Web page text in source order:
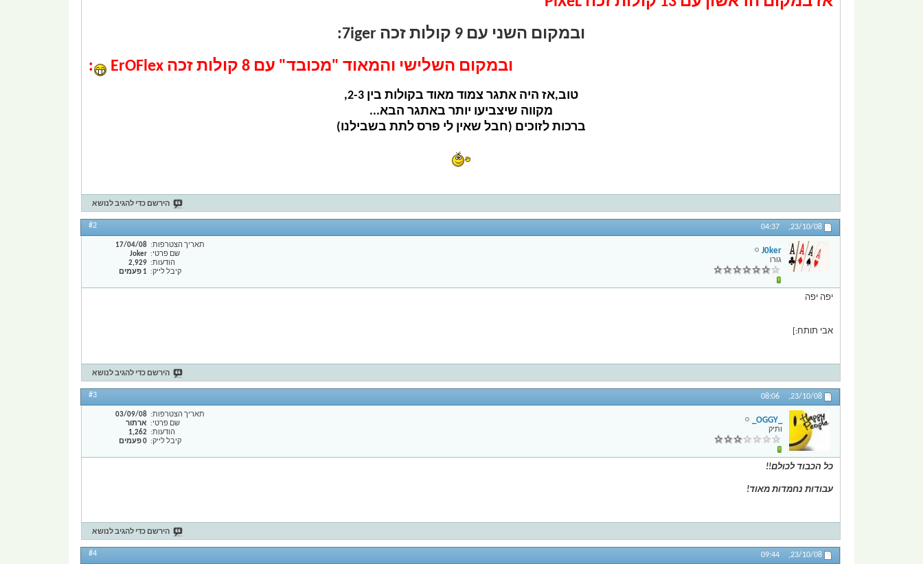
ובמקום השני עם 9 קולות זכה 7iger:
ובמקום השלישי והמאוד "מכובד" עם 8 קולות זכה ErOFlex
:
טוב,אז היה אתגר צמוד מאוד בקולות בין 2-3,
מקווה שיצביעו יותר באתגר הבא...
ברכות לזוכים (חבל שאין לי פרס לתת בשבילנו)
הירשם כדי להגיב לנושא
23/10/08,
04:37
#2
J0ker
גורו
תאריך הצטרפות
17/04/08
שם פרטי
Joker
הודעות
2,929
קיבל לייק
1 פעמים
יפה יפה
אבי תותח:]
הירשם כדי להגיב לנושא
23/10/08,
08:06
#3
ותיק
תאריך הצטרפות
03/09/08
שם פרטי
ארתור
הודעות
1,262
קיבל לייק
0 פעמים
כל הכבוד לכולם!!
עבודות נחמדות מאוד!
הירשם כדי להגיב לנושא
23/10/08,
09:44
#4